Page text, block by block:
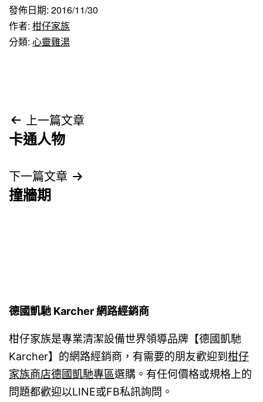
發佈日期: 2016/11/30
作者: 柑仔家族
分類: 心靈雞湯
文
章
導
覽
上一篇文章
卡通人物
下一篇文章
撞牆期
德國凱馳 Karcher 網路經銷商
柑仔家族是專業清潔設備世界領導品牌【德國凱馳
Karcher】的網路經銷商，有需要的朋友歡迎到 柑仔
家族商店德國凱馳專區選購。有任何價格或規格上的
問題都歡迎以LINE或FB私訊詢問。